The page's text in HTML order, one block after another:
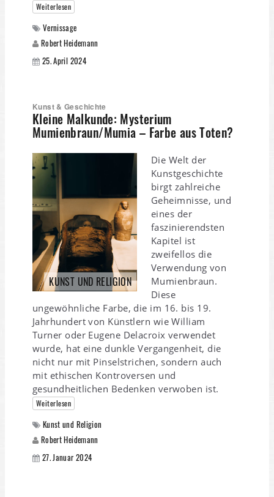
Weiterlesen
Vernissage
Robert Heidemann
25. April 2024
Kunst & Geschichte
Kleine Malkunde: Mysterium
Mumienbraun/Mumia – Farbe aus Toten?
KUNST UND RELIGION
Die Welt der
Kunstgeschichte
birgt zahlreiche
Geheimnisse, und
eines der
faszinierendsten
Kapitel ist
zweifellos die
Verwendung von
Mumienbraun.
Diese
ungewöhnliche Farbe, die im 16. bis 19.
Jahrhundert von Künstlern wie William
Turner oder Eugene Delacroix verwendet
wurde, hat eine dunkle Vergangenheit, die
nicht nur mit Pinselstrichen, sondern auch
mit ethischen Kontroversen und
gesundheitlichen Bedenken verwoben ist.
Weiterlesen
Kunst und Religion
Robert Heidemann
27. Januar 2024